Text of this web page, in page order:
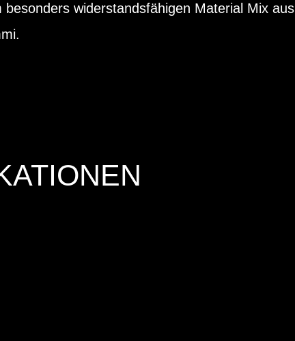
widerstandsfähigen Material Mix aus